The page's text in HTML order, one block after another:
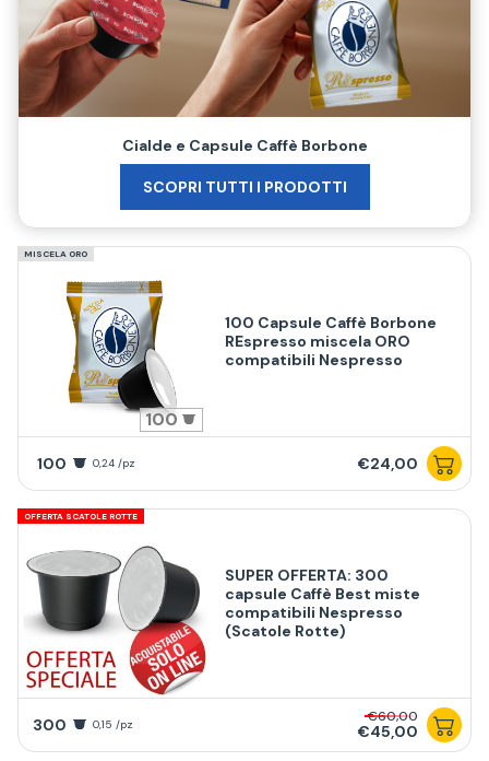
Cialde e Capsule Caffè Borbone
SCOPRI TUTTI I PRODOTTI
MISCELA ORO
100
100 Capsule Caffè Borbone
REspresso miscela ORO
compatibili Nespresso
100 0,24 /pz €24,00
OFFERTA SCATOLE ROTTE
SUPER OFFERTA: 300
capsule Caffè Best miste
compatibili Nespresso
(Scatole Rotte)
300 0,15 /pz €60,00
€45,00